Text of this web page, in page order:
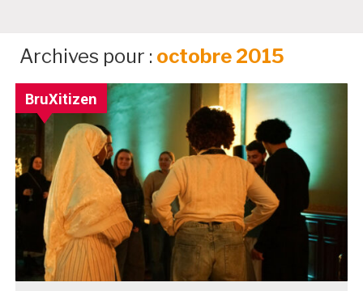
Archives pour : octobre 2015
BruXitizen